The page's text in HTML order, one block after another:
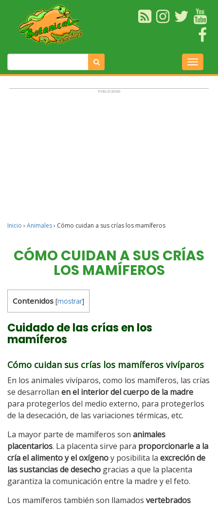
Inicio › Animales› Cómo cuidan a sus crías los mamíferos
CÓMO CUIDAN A SUS CRÍAS
LOS MAMÍFEROS
Contenidos [mostrar]
Cuidado de las crías en los
mamíferos
Cómo cuidan sus crías los mamíferos vivíparos
En los animales vivíparos, como los mamíferos, las crías
se desarrollan en el interior del cuerpo de la madre
para protegerlos del medio externo, para protegerlos
de la desecación, de las variaciones térmicas, etc.
La mayor parte de mamíferos son animales
placentarios. La placenta sirve para proporcionarle a la
cría el alimento y el oxígenoy posibilita la excreción de
las sustancias de desecho gracias a que la placenta
garantiza la comunicación entre la madre y el feto.
Los mamíferos también son llamados vertebrados